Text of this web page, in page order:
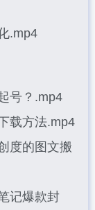
.mp4
号？.mp4
载方法.mp4
度的图文搬
记爆款封